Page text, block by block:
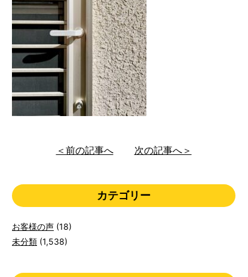
＜前の記事へ 次の記事へ＞
カテゴリー
お客様の声 (18)
未分類 (1,538)